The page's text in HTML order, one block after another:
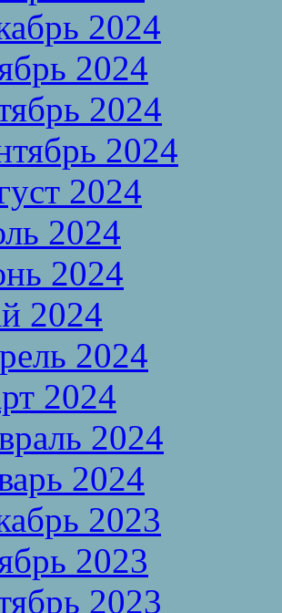
2024
2024
2024
2024
2024
2024
2024
2024
2024
2024
2024
2024
2023
2023
2023